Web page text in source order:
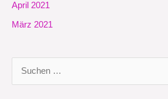
April 2021
März 2021